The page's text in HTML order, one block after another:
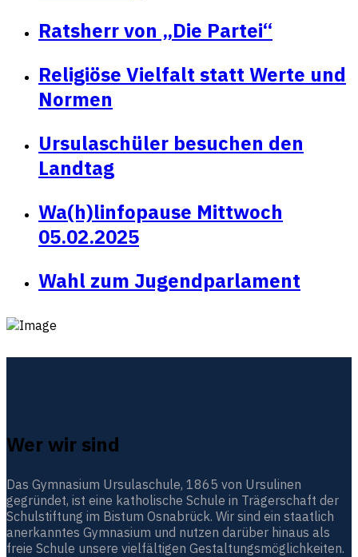
Ratsherr von „Die Partei“
Religiöse Vielfalt statt Werte und
Normen
Ursulaschüler besuchen den
Landtag
Wa(h)linfopause Mittwoch
05.02.2025
Wahl zum Jugendparlament
Wer wir sind
Das Gymnasium Ursulaschule, 1865 von Ursulinen
gegründet, ist eine katholische Schule in Trägerschaft der
Schulstiftung im Bistum Osnabrück. Wir sind ein staatlich
anerkanntes Gymnasium und nutzen darüber hinaus als
freie Schule unsere vielfältigen Gestaltungsmöglichkeiten.